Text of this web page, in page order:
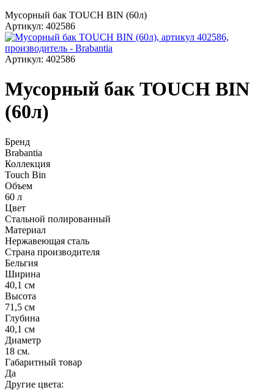
Мусорный бак TOUCH BIN (60л)
Артикул: 402586
Артикул: 402586
Мусорный бак TOUCH BIN
(60л)
Бренд
Brabantia
Коллекция
Touch Bin
Объем
60 л
Цвет
Стальной полированный
Материал
Нержавеющая сталь
Страна производителя
Бельгия
Ширина
40,1 см
Высота
71,5 см
Глубина
40,1 см
Диаметр
18 см.
Габаритный товар
Да
Другие цвета: